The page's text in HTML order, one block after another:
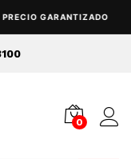
GARANTIZADO 📦
0